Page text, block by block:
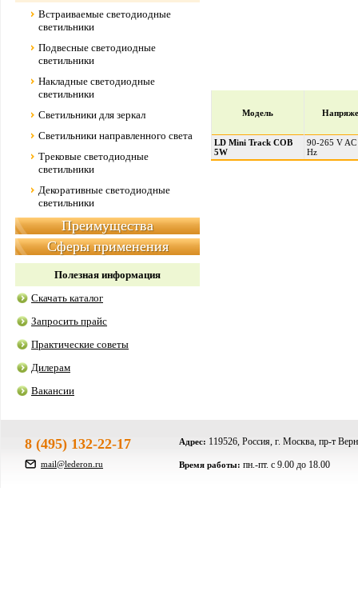
Встраиваемые светодиодные
светильники
Подвесные светодиодные
светильники
Накладные светодиодные
светильники
Светильники для зеркал
Светильники направленного света
Трековые светодиодные
светильники
Декоративные светодиодные
светильники
Преимущества
Сферы применения
Полезная информация
Скачать каталог
Запросить прайс
Практические советы
Дилерам
Вакансии
Модель
LD Mini Track COB
5W
90-265 V
Hz
8 (495) 132-22-17
mail@lederon.ru
Адрес: 119526, Россия, г. Москва, пр-т
Время работы: пн.-пт. c 9.00 до 18.00